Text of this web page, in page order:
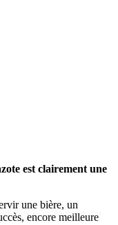
est clairement une
une bière, un
encore meilleure